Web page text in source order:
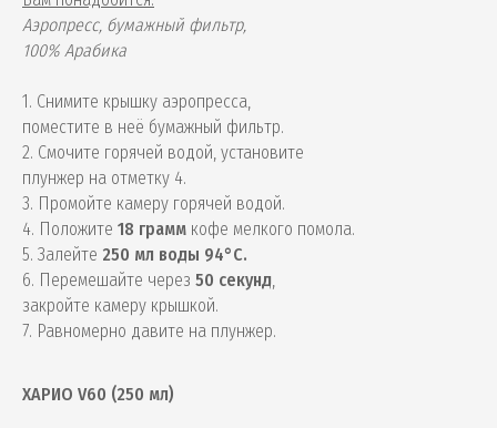
Аэропресс, бумажный фильтр,
100% Арабика
1. Снимите крышку аэропресса,
поместите в неё бумажный фильтр.
2. Смочите горячей водой, установите
плунжер на отметку 4.
3. Промойте камеру горячей водой.
4. Положите 18 грамм кофе мелкого помола.
5. Залейте 250 мл воды 94°С.
6. Перемешайте через 50 секунд,
закройте камеру крышкой.
7. Равномерно давите на плунжер.
ХАРИО V60 (250 мл)